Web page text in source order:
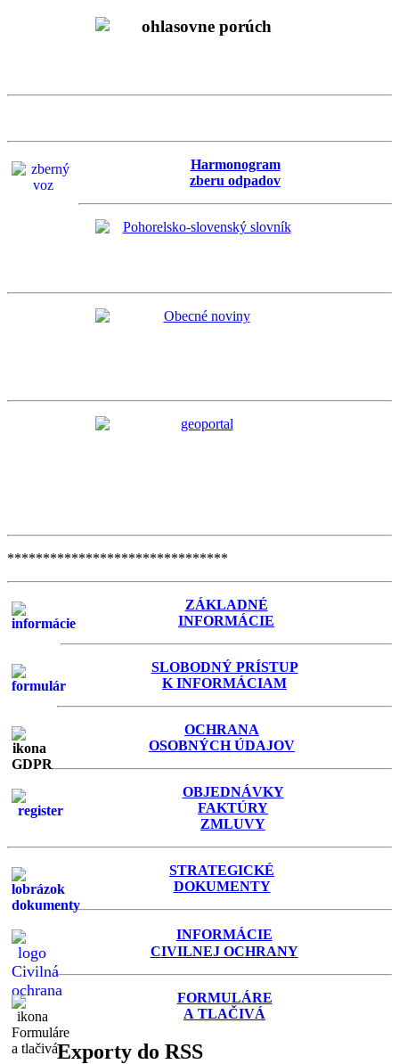
Harmonogram
zberu odpadov
*******************************
ZÁKLADNÉ
INFORMÁCIE
SLOBODNÝ PRÍSTUP
K INFORMÁCIAM
OCHRANA
OSOBNÝCH ÚDAJOV
OBJEDNÁVKY
FAKTÚRY
ZMLUVY
STRATEGICKÉ
DOKUMENTY
INFORMÁCIE
CIVILNEJ OCHRANY
FORMULÁRE
A TLAČIVÁ
Exporty do RSS